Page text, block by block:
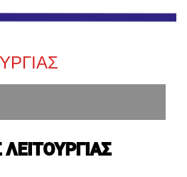
ΛΕΙΤΟΥΡΓΙΑΣ